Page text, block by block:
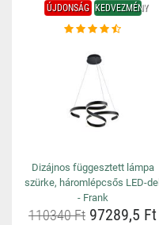
ÚJDONSÁG KEDVEZMÉNY
Dizájnos függesztett lámpa
szürke, háromlépcsős LED-del
- Frank
110340 Ft 97289,5 Ft